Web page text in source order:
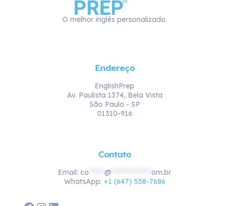
O melhor inglês personalizado.
Endereço
EnglishPrep
Av. Paulista 1374, Bela Vista
São Paulo - SP
01310-916
Contato
Email: co @
om.br
WhatsApp: +1 (647) 558-7686